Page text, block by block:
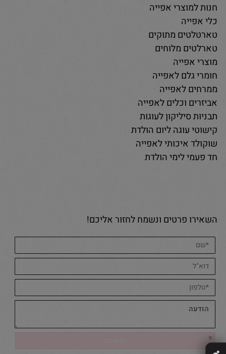
חנות למוצרי אפייה
כלי אפייה
טארטלטים מתוקים
טארלטים מלוחים
מוצרי אפייה
חומרי גלם לאפייה
ממרחים לאפייה
אביזרים וכלים לאפייה
תבניות סיליקון לעוגות
קישוטי עוגה ליום הולדת
שוקולד איכותי לאפייה
חד פעמי לימי הולדת
השאירו פרטים ונשמח לחזור אליכם!
✕